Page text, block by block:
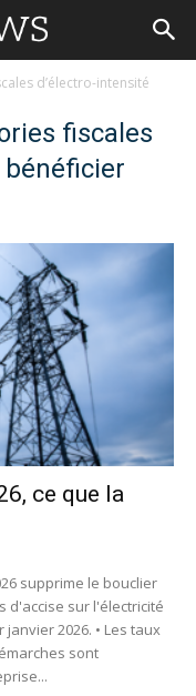
d’électro-intensité
fiscales
bénéficier
ce que la
supprime le bouclier
d'accise sur l'électricité
2026. • Les taux
sont